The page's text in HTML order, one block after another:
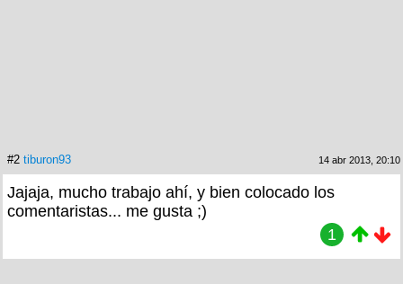
#2 tiburon93 14 abr 2013, 20:10
Jajaja, mucho trabajo ahí, y bien colocado los
comentaristas... me gusta ;)
1